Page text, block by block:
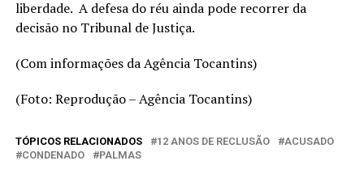
liberdade. A defesa do réu ainda pode recorrer da
decisão no Tribunal de Justiça.
(Com informações da Agência Tocantins)
(Foto: Reprodução – Agência Tocantins)
TÓPICOS RELACIONADOS 12 ANOS DE RECLUSÃO
ACUSADO
CONDENADO
PALMAS